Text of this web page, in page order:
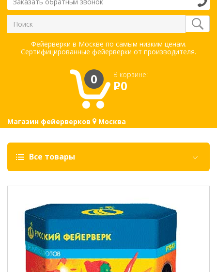
Фейерверки в Москве по самым низким ценам.
Сертифицированные фейерверки от производителя.
0 В корзине:
Р0
Магазин фейерверков Москва
Все товары